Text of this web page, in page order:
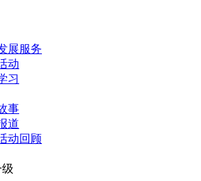
展服务
动
习
事
道
动回顾